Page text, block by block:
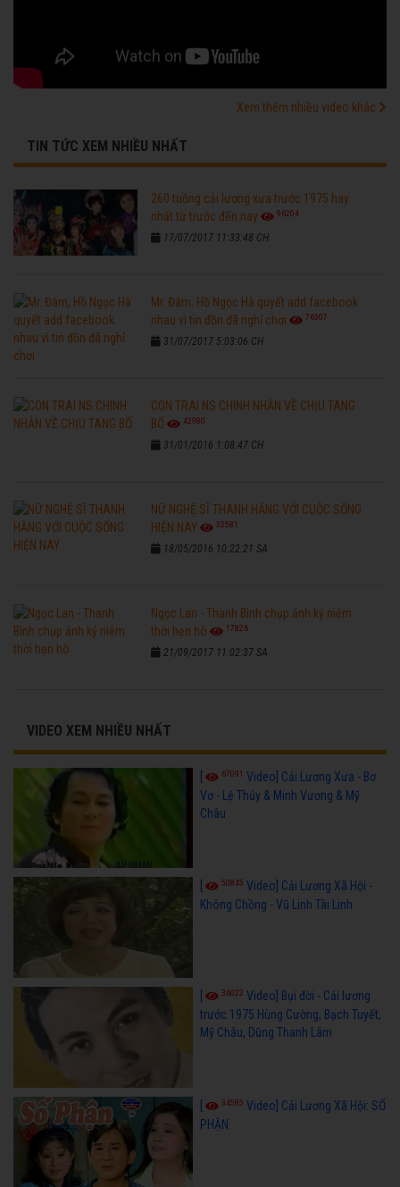
Xem thêm nhiều video khác
TIN TỨC XEM NHIỀU NHẤT
260 tuồng cải lương xưa trước 1975 hay
nhất từ trước đến nay
96204
17/07/2017 11:33:48 CH
Mr. Đàm, Hồ Ngọc Hà quyết add facebook
nhau vì tin đồn đã nghỉ chơi
76307
31/07/2017 5:03:06 CH
CON TRAI NS CHINH NHẪN VỀ CHỊU TANG
BỐ
42980
31/01/2016 1:08:47 CH
NỮ NGHỆ SĨ THANH HẰNG VỚI CUỘC SỐNG
HIỆN NAY
32581
18/05/2016 10:22:21 SA
Ngọc Lan - Thanh Bình chụp ảnh kỷ niệm
thời hẹn hò
17826
21/09/2017 11:02:37 SA
VIDEO XEM NHIỀU NHẤT
[ 67091 Video] Cải Lương Xưa - Bơ
Vơ - Lệ Thủy & Minh Vương & Mỹ
Châu
50845 Video] Cải Lương Xã Hội -
Không Chồng - Vũ Linh Tài Linh
36022 Video] Bụi đời - Cải lương
trước 1975 Hùng Cường, Bạch Tuyết,
Mỹ Châu, Dũng Thanh Lâm
34585 Video] Cải Lương Xã Hội: SỐ
PHẬN